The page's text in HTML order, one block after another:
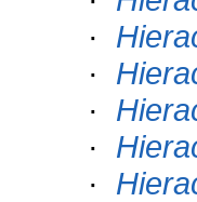
·
·
·
·
·